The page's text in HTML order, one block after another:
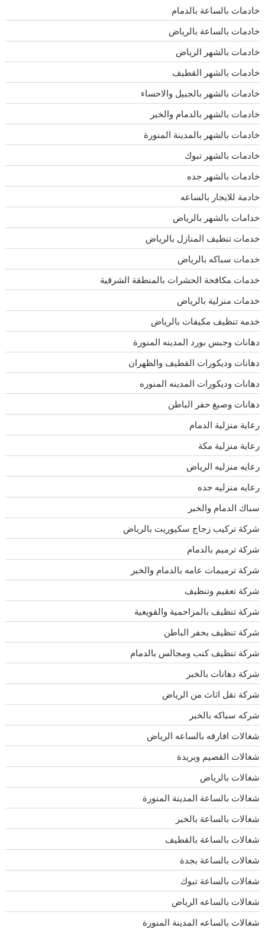
خادمات بالساعة بالدمام
خادمات بالساعة بالرياض
خادمات بالشهر الرياض
خادمات بالشهر القطيف
خادمات بالشهر بالجبيل والاحساء
خادمات بالشهر بالدمام والخبر
خادمات بالشهر بالمدينة المنورة
خادمات بالشهر تبوك
خادمات بالشهر جده
خادمة للايجار بالساعه
خدامات بالشهر بالرياض
خدمات تنظيف المنازل بالرياض
خدمات سباكه بالرياض
خدمات مكافحة الحشرات بالمنطقة الشرقية
خدمات منزلية بالرياض
خدمه تنظيف مكيفات بالرياض
دهانات وجبس بورد المدينه المنورة
دهانات وديكورات القطيف والظهران
دهانات وديكورات المدينه المنوره
دهانات وصبغ حفر الباطن
رعاية منزلية الدمام
رعاية منزلية مكة
رعايه منزليه الرياض
رعايه منزليه جده
سباك الدمام والخبر
شركة تركيب زجاج سكيوريت بالرياض
شركة ترميم بالدمام
شركة ترميمات عامه بالدمام والخبر
شركة تعقيم وتنظيف
شركة تنظيف بالمزاحمية والقويعية
شركة تنظيف بحفر الباطن
شركة تنظيف كنب ومجالس بالدمام
شركة دهانات بالخبر
شركة نقل اثاث من الرياض
شركه سباكه بالخبر
شغالات افارقه بالساعه الرياض
شغالات القصيم وبريدة
شغالات بالرياض
شغالات بالساعة المدينة المنورة
شغالات بالساعة بالخبر
شغالات بالساعة بالقطيف
شغالات بالساعة بجدة
شغالات بالساعة تبوك
شغالات بالساعه الرياض
شغالات بالساعه المدينة المنورة